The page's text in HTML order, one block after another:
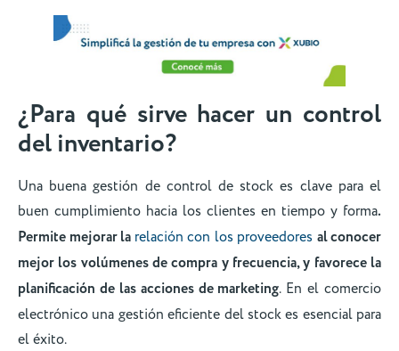
¿Para qué sirve hacer un control
del inventario?
Una buena gestión de control de stock es clave para el
buen cumplimiento hacia los clientes en tiempo y forma.
Permite mejorar la relación con los proveedores al conocer
mejor los volúmenes de compra y frecuencia, y favorece la
planificación de las acciones de marketing. En el comercio
electrónico una gestión eficiente del stock es esencial para
el éxito.